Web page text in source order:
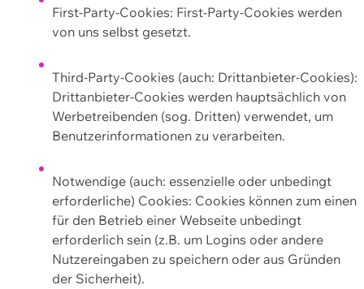
First-Party-Cookies: First-Party-Cookies werden
von uns selbst gesetzt.
Third-Party-Cookies (auch: Drittanbieter-Cookies):
Drittanbieter-Cookies werden hauptsächlich von
Werbetreibenden (sog. Dritten) verwendet, um
Benutzerinformationen zu verarbeiten.
Notwendige (auch: essenzielle oder unbedingt
erforderliche) Cookies: Cookies können zum einen
für den Betrieb einer Webseite unbedingt
erforderlich sein (z.B. um Logins oder andere
Nutzereingaben zu speichern oder aus Gründen
der Sicherheit).